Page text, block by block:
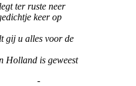
ter ruste neer
keer op
gij u alles voor de
Holland is geweest
-